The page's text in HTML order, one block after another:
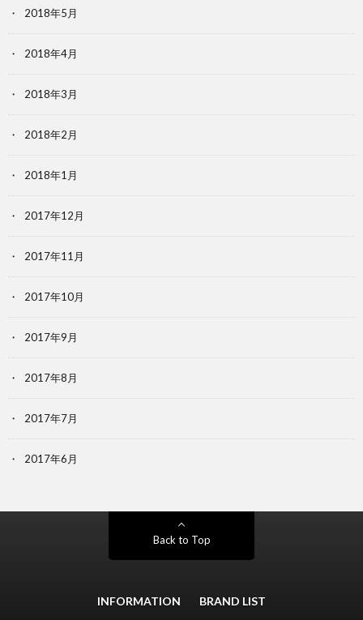
2018年5月
2018年4月
2018年3月
2018年2月
2018年1月
2017年12月
2017年11月
2017年10月
2017年9月
2017年8月
2017年7月
2017年6月
Back to Top
INFORMATION BRAND LIST